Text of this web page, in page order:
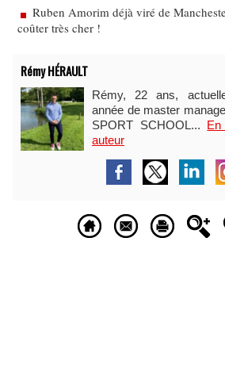
Ruben Amorim déjà viré de
coûter très cher !
Rémy HÉRAULT
Rémy, 22 ans,
année de master
SPORT SCHOOL...
auteur